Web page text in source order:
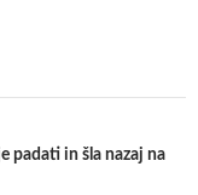
padati in šla nazaj na